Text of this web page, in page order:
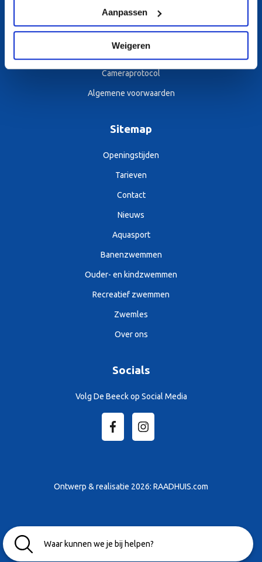
Aanpassen
Weigeren
Algemene voorwaarden
Algemene huisregels
Privacyverklaring
Cameraprotocol
Algemene voorwaarden
Sitemap
Openingstijden
Tarieven
Contact
Nieuws
Aquasport
Banenzwemmen
Ouder- en kindzwemmen
Recreatief zwemmen
Zwemles
Over ons
Socials
Volg De Beeck op Social Media
Ontwerp & realisatie 2026: RAADHUIS.com